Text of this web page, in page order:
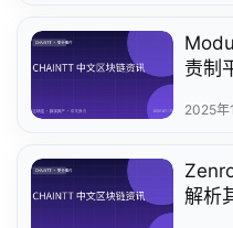
责制
2025年
解析